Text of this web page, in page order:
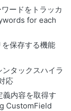
ードをトラッカ
for each
保存する機能
タックスハイラ
応
義内容を取得す
CustomField